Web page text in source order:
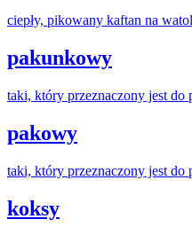
ciepły, pikowany kaftan na
pakunkowy
taki, który przeznaczony jest do
pakowy
taki, który przeznaczony jest do
koksy